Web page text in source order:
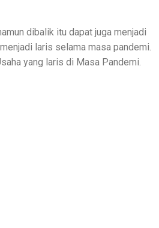
dibalik itu dapat juga menjadi
laris selama masa pandemi.
yang laris di Masa Pandemi.